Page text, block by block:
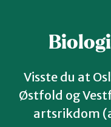
Visste du at
Østfold og
artsrikdom